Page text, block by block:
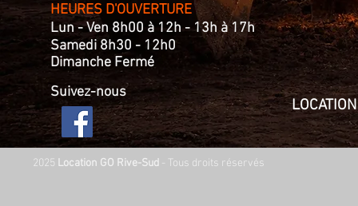
HEURES D'OUVERTURE​
Lun - Ven 8h00 à 12h - 13h à 17h
Samedi 8h30 - 12h0
Dimanche Fermé
Suivez-nous
LOCATION
2025 Location GO Rive-Sud - Tous droits réservés